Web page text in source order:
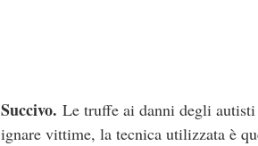
Succivo. Le truffe ai danni degli autisti
ignare vittime, la tecnica utilizzata è